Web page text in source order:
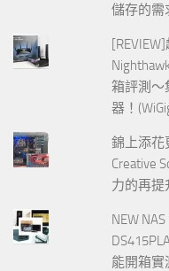
儲存的需
箱評測～
器！
錦上添花
Creative
力的再提
NEW
能開箱實